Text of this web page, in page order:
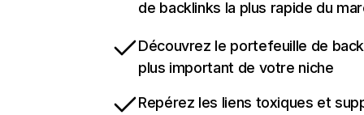
de backlinks la plus rapide du
Découvrez le portefeuille de
plus important de votre niche
Repérez les liens toxiques et